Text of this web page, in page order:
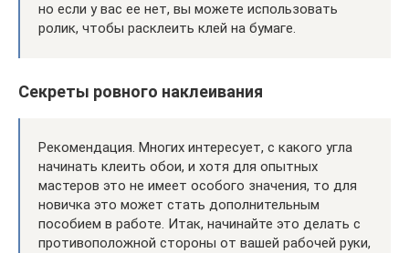
но если у вас ее нет, вы можете использовать
ролик, чтобы расклеить клей на бумаге.
Секреты ровного наклеивания
Рекомендация. Многих интересует, с какого угла
начинать клеить обои, и хотя для опытных
мастеров это не имеет особого значения, то для
новичка это может стать дополнительным
пособием в работе. Итак, начинайте это делать с
противоположной стороны от вашей рабочей руки,